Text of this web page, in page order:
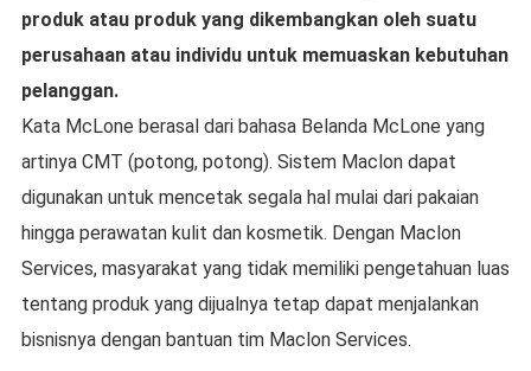
produk atau produk yang dikembangkan oleh suatu
perusahaan atau individu untuk memuaskan kebutuhan
pelanggan.
Kata McLone berasal dari bahasa Belanda McLone yang
artinya CMT (potong, potong). Sistem Maclon dapat
digunakan untuk mencetak segala hal mulai dari pakaian
hingga perawatan kulit dan kosmetik. Dengan Maclon
Services, masyarakat yang tidak memiliki pengetahuan luas
tentang produk yang dijualnya tetap dapat menjalankan
bisnisnya dengan bantuan tim Maclon Services.